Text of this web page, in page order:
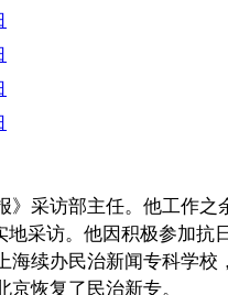
采访部主任。他工作
地采访。他因积极参加
续办民治新闻专科学
恢复了民治新专。